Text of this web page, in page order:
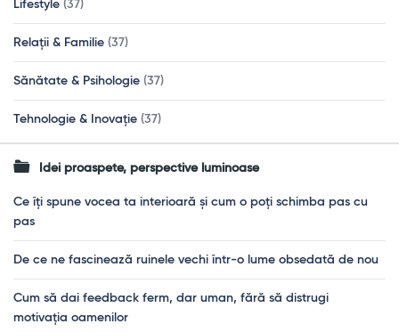
Lifestyle (37)
Relații & Familie (37)
Sănătate & Psihologie (37)
Tehnologie & Inovație (37)
Idei proaspete, perspective luminoase
Ce îți spune vocea ta interioară și cum o poți schimba pas cu
pas
De ce ne fascinează ruinele vechi într-o lume obsedată de nou
Cum să dai feedback ferm, dar uman, fără să distrugi
motivația oamenilor